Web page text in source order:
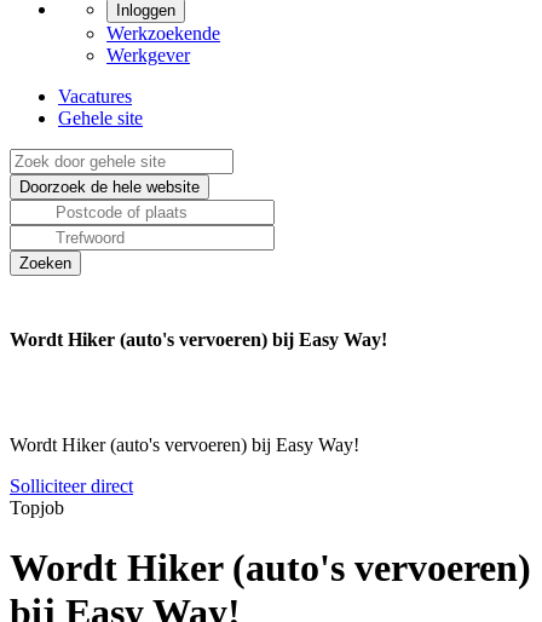
Inloggen
Werkzoekende
Werkgever
Vacatures
Gehele site
Wordt Hiker (auto's vervoeren) bij Easy Way!
Wordt Hiker (auto's vervoeren) bij Easy Way!
Solliciteer direct
Topjob
Wordt Hiker (auto's vervoeren)
bij Easy Way!